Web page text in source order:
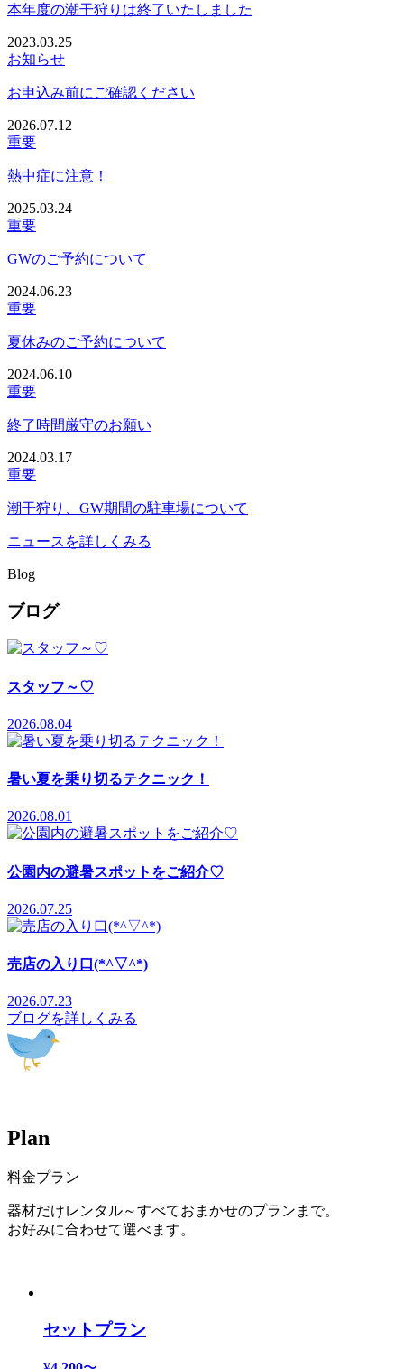
本年度の潮干狩りは終了いたしました
2023.03.25
お知らせ
お申込み前にご確認ください
2026.07.12
重要
熱中症に注意！
2025.03.24
重要
GWのご予約について
2024.06.23
重要
夏休みのご予約について
2024.06.10
重要
終了時間厳守のお願い
2024.03.17
重要
潮干狩り、GW期間の駐車場について
ニュースを詳しくみる
Blog
ブログ
スタッフ～♡
2026.08.04
暑い夏を乗り切るテクニック！
2026.08.01
公園内の避暑スポットをご紹介♡
2026.07.25
売店の入り口(*^▽^*)
2026.07.23
ブログを詳しくみる
Plan
料金プラン
器材だけレンタル～すべておまかせのプランまで。
お好みに合わせて選べます。
セットプラン